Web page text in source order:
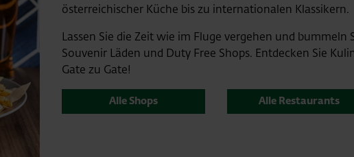
österreichischer Küche bis zu internationalen Klassikern.
Lassen Sie die Zeit wie im Fluge vergehen und bummeln
Souvenir Läden und Duty Free Shops. Entdecken Sie
Gate zu Gate!
Alle Shops Alle Restaurants